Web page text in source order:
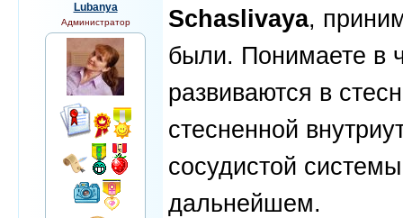
Lubanya
Администратор Schaslivaya,
были. Понимаете в
развиваются в
стесненной
сосудистой
дальнейшем.